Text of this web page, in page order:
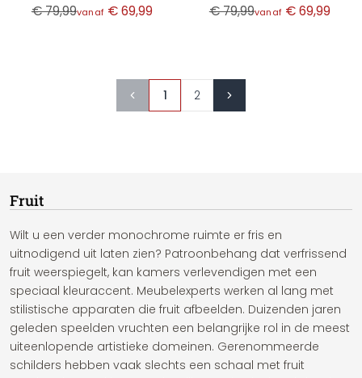
€ 79,99vanaf € 69,99
€ 79,99vanaf € 69,99
1 2
Fruit
Wilt u een verder monochrome ruimte er fris en
uitnodigend uit laten zien? Patroonbehang dat verfrissend
fruit weerspiegelt, kan kamers verlevendigen met een
speciaal kleuraccent. Meubelexperts werken al lang met
stilistische apparaten die fruit afbeelden. Duizenden jaren
geleden speelden vruchten een belangrijke rol in de meest
uiteenlopende artistieke domeinen. Gerenommeerde
schilders hebben vaak slechts een schaal met fruit